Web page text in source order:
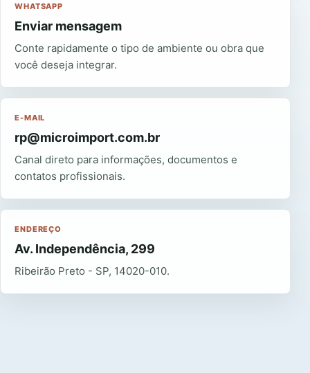
WHATSAPP
Enviar mensagem
Conte rapidamente o tipo de ambiente ou obra que
você deseja integrar.
E-MAIL
rp@microimport.com.br
Canal direto para informações, documentos e
contatos profissionais.
ENDEREÇO
Av. Independência, 299
Ribeirão Preto - SP, 14020-010.